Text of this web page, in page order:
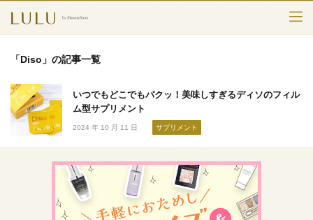
スキンケア
メークアップ
エイジングケア
フレグランス
「Diso」の記事一覧
いつでもどこでもパクッ！美味しすぎるディソのフィル
ム型サプリメント
2024 年 10 月 11 日 サプリメント